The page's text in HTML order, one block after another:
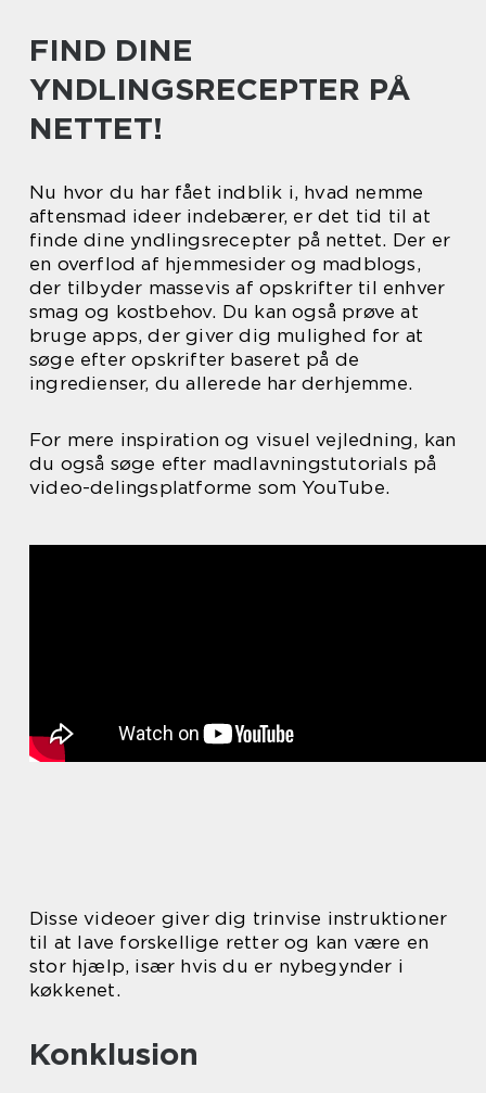
FIND DINE
YNDLINGSRECEPTER PÅ
NETTET!
Nu hvor du har fået indblik i, hvad nemme
aftensmad ideer indebærer, er det tid til at
finde dine yndlingsrecepter på nettet. Der er
en overflod af hjemmesider og madblogs,
der tilbyder massevis af opskrifter til enhver
smag og kostbehov. Du kan også prøve at
bruge apps, der giver dig mulighed for at
søge efter opskrifter baseret på de
ingredienser, du allerede har derhjemme.
For mere inspiration og visuel vejledning, kan
du også søge efter madlavningstutorials på
video-delingsplatforme som YouTube.
Disse videoer giver dig trinvise instruktioner
til at lave forskellige retter og kan være en
stor hjælp, især hvis du er nybegynder i
køkkenet.
Konklusion